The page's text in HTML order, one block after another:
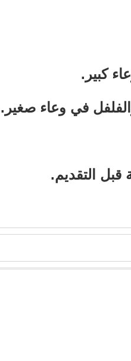
كبير.
في وعاء صغير.